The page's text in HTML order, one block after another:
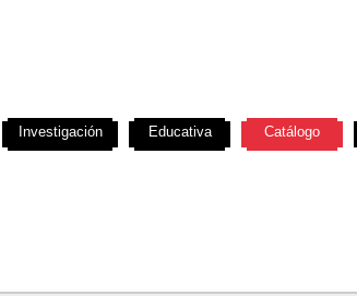
Investigación Educativa Catálogo